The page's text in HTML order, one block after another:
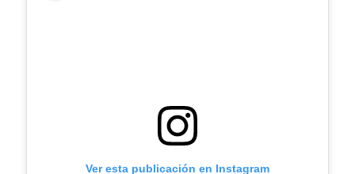
Ver esta publicación en Instagram